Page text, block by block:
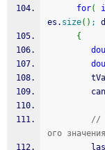
for(
es. size( ) ;
{
//
ого значения